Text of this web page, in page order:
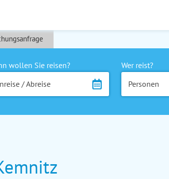
wollen Sie reisen?
/ Abreise
Wer reist?
Personen